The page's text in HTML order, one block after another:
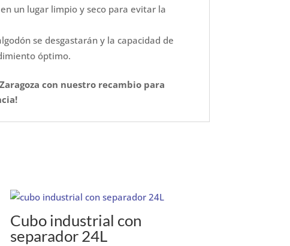
un lugar limpio y seco para evitar la
se desgastarán y la capacidad de
óptimo.
con nuestro recambio para
Cubo industrial con
separador 24L